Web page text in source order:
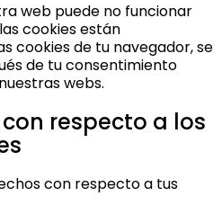
web puede no funcionar
cookies están
cookies de tu navegador, se
de tu consentimiento
webs.
respecto a los
con respecto a tus